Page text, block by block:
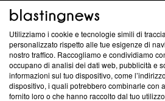
Questa sezione offre informazioni
News, sui nostri processi editoriali e
creare news di qualità. Inoltre,
‘Trust Project - News with Integrity’
ancora membro del programma, ma
parte; Trust Project non ha ancora
Utilizziamo i cookie e tecnologie simili di
personalizzato rispetto alle tue esigenze di
nostro traffico. Raccogliamo e condividiamo
occupano di analisi dei dati web, pubblicità e
informazioni sul tuo dispositivo, come
dispositivo, i quali potrebbero combinarle con
fornito loro o che hanno raccolto dal tuo